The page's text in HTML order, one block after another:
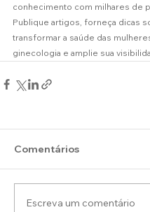
conhecimento com milhares de
Publique artigos, forneça dicas
transformar a saúde das
ginecologia e amplie sua
Comentários
Escreva um comentário